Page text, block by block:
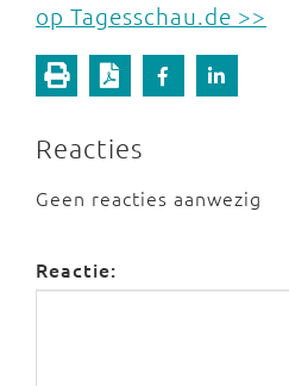
op Tagesschau.de >>
Reacties
Geen reacties aanwezig
Reactie: